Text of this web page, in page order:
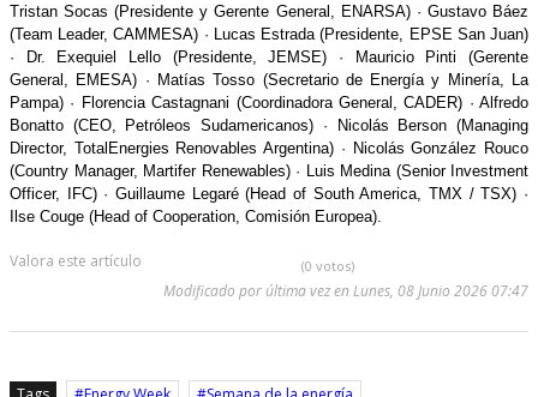
Tristan Socas (Presidente y Gerente General, ENARSA) · Gustavo Báez
(Team Leader, CAMMESA) · Lucas Estrada (Presidente, EPSE San Juan)
· Dr. Exequiel Lello (Presidente, JEMSE) · Mauricio Pinti (Gerente
General, EMESA) · Matías Tosso (Secretario de Energía y Minería, La
Pampa) · Florencia Castagnani (Coordinadora General, CADER) · Alfredo
Bonatto (CEO, Petróleos Sudamericanos) · Nicolás Berson (Managing
Director, TotalEnergies Renovables Argentina) · Nicolás González Rouco
(Country Manager, Martifer Renewables) · Luis Medina (Senior Investment
Officer, IFC) · Guillaume Legaré (Head of South America, TMX / TSX) ·
Ilse Couge (Head of Cooperation, Comisión Europea).
Valora este artículo (0 votos)
Modificado por última vez en Lunes, 08 Junio 2026 07:47